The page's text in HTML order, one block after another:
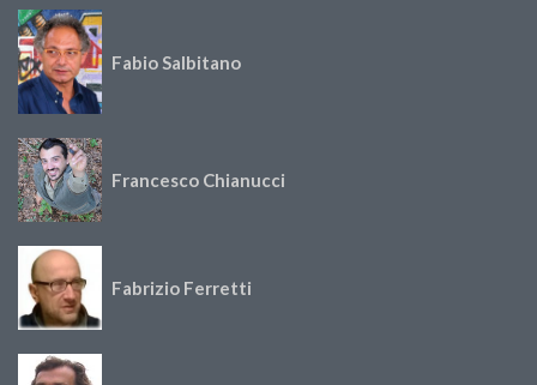
Fabio Salbitano
Francesco Chianucci
Fabrizio Ferretti